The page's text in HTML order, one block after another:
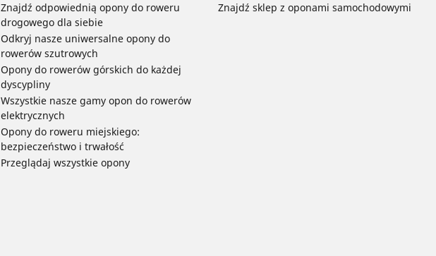
Znajdź odpowiednią opony do roweru
drogowego dla siebie
Odkryj nasze uniwersalne opony do
rowerów szutrowych
Opony do rowerów górskich do każdej
dyscypliny
Wszystkie nasze gamy opon do rowerów
elektrycznych
Opony do roweru miejskiego:
bezpieczeństwo i trwałość
Przeglądaj wszystkie opony
Znajdź sklep z oponami samochodowymi